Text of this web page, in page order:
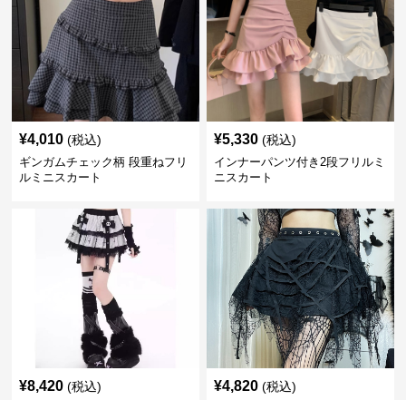
¥4,010 (税込)
ギンガムチェック柄 段重ねフリ
ルミニスカート
¥5,330 (税込)
インナーパンツ付き2段フリルミ
ニスカート
¥8,420 (税込) ¥4,820 (税込)